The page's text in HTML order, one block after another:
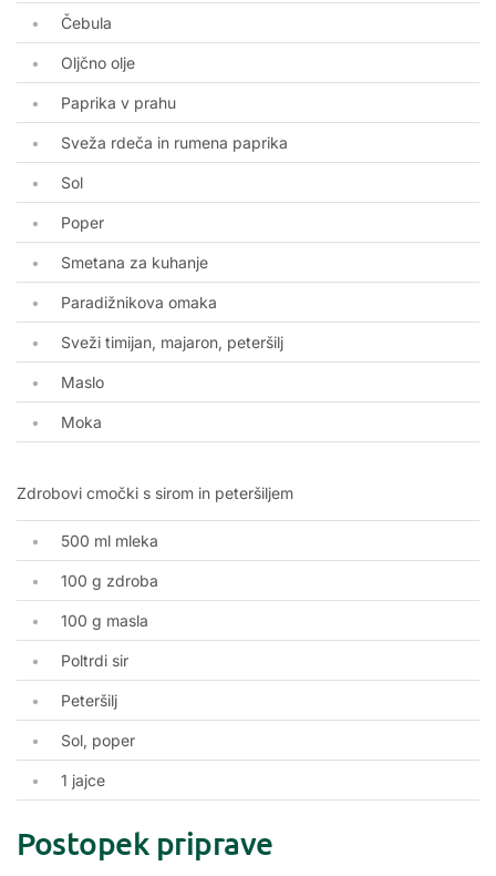
Čebula
Oljčno olje
Paprika v prahu
Sveža rdeča in rumena paprika
Sol
Poper
Smetana za kuhanje
Paradižnikova omaka
Sveži timijan, majaron, peteršilj
Maslo
Moka
Zdrobovi cmočki s sirom in peteršiljem
500 ml mleka
100 g zdroba
100 g masla
Poltrdi sir
Peteršilj
Sol, poper
1 jajce
Postopek priprave